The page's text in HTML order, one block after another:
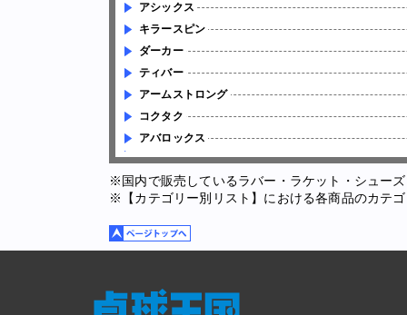
アシックス
キラースピン
ダーカー
ティバー
アームストロング
コクタク
アバロックス
※国内で販売しているラバー・ラケット・シュー
※【カテゴリー別リスト】における各商品のカテ